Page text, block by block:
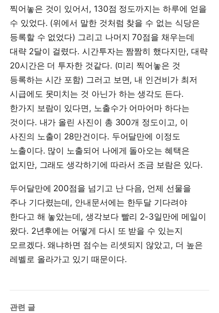
찍어놓은 것이 있어서, 130점 정도까지는 하루에 얻을
수 있었다. (위에서 말한 것처럼 찾을 수 없는 식당은
등록할 수 없었다) 그리고 나머지 70점을 채우는데
대략 2달이 걸렸다. 시간투자는 짬짬히 했다지만, 대략
20시간은 더 투자한 것같다. (미리 찍어놓은 것
등록하는 시간 포함) 그러고 보면, 내 인건비가 최저
시급에도 못미치는 것 아닌가 하는 생각도 든다.
한가지 보람이 있다면, 노출수가 어마어마 하다는
것이다. 내가 올린 사진이 총 300개 정도이고, 이
사진의 노출이 28만건이다. 두어달만에 이정도
노출이다. 많이 노출되어 나에게 돌아오는 혜택은
없지만, 그래도 생각하기에 따라서 조금 보람은 있다.
두어달만에 200점을 넘기고 난 다음, 언제 선물을
주나 기다렸는데, 안내문서에는 한두달 기다려야
한다고 해 놓았는데, 생각보다 빨리 2-3일만에 메일이
왔다. 2년후에는 어떻게 다시 또 받을 수 있는지
모르겠다. 왜냐하면 점수는 리셋되지 않았고, 더 높은
레벨로 올라가고 있기 때문이다.
관련 글